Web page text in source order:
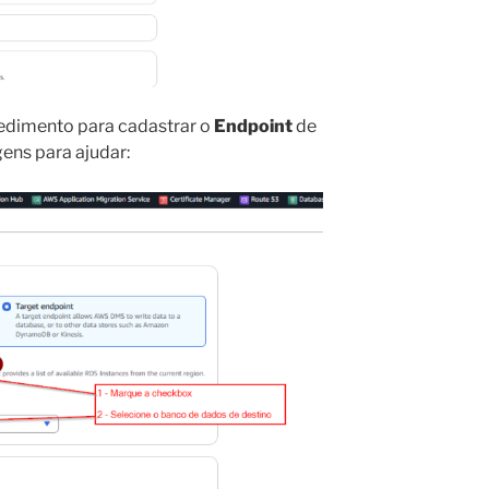
para cadastrar o Endpointde
para ajudar: